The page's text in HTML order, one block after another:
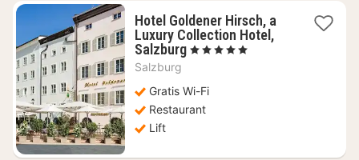
Hotel Goldener Hirsch, a
Luxury Collection Hotel,
Salzburg1
€
656,82
, 5 Sterren
Salzburg
Gratis Wi-Fi
Restaurant
Lift